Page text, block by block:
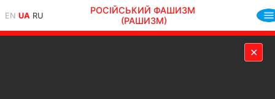
EN UA RU
РОСІЙСЬКИЙ ФАШИЗМ
(РАШИЗМ)
✕